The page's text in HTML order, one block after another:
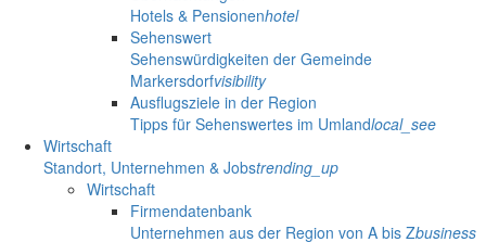
Hotels & Pensionenhotel
Sehenswert
Sehenswürdigkeiten der Gemeinde
Markersdorfvisibility
Ausflugsziele in der Region
Tipps für Sehenswertes im Umlandlocal_see
Wirtschaft
Standort, Unternehmen & Jobstrending_up
Wirtschaft
Firmendatenbank
Unternehmen aus der Region von A bis Zbusiness